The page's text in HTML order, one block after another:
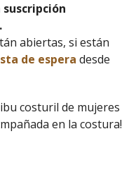
abiertas, si están
de espera desde
costuril de mujeres
en la costura!